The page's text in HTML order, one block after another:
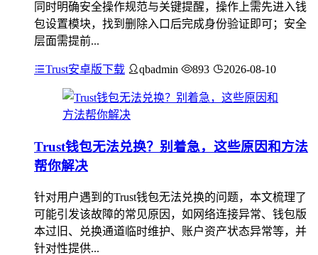
同时明确安全操作规范与关键提醒，操作上需先进入钱
包设置模块，找到删除入口后完成身份验证即可；安全
层面需提前...
Trust安卓版下载 qbadmin 893 2026-08-10
Trust钱包无法兑换？别着急，这些原因和方法
帮你解决
针对用户遇到的Trust钱包无法兑换的问题，本文梳理了
可能引发该故障的常见原因，如网络连接异常、钱包版
本过旧、兑换通道临时维护、账户资产状态异常等，并
针对性提供...